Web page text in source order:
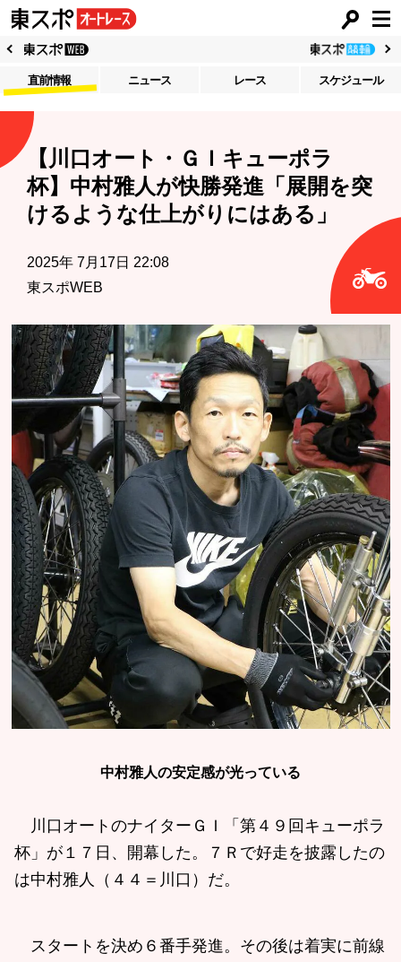
直前情報 ニュース レース スケジュール
【川口オート・ＧＩキューポラ
杯】中村雅人が快勝発進「展開を突
けるような仕上がりにはある」
2025年 7月17日 22:08
東スポWEB
中村雅人の安定感が光っている
川口オートのナイターＧＩ「第４９回キューポラ
杯」が１７日、開幕した。７Ｒで好走を披露したの
は中村雅人（４４＝川口）だ。
スタートを決め６番手発進。その後は着実に前線